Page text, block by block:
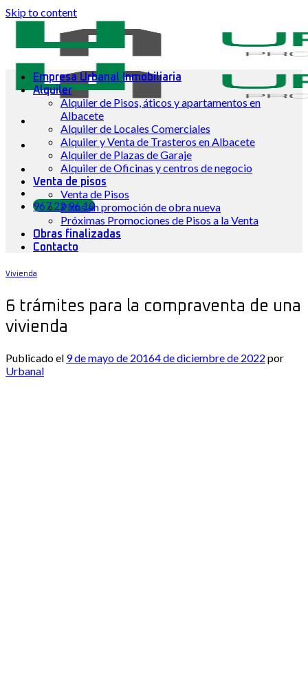
Skip to content
967 22 96 10
Empresa Urbanal Inmobiliaria
Alquiler
Alquiler de Pisos, áticos y apartamentos en
Albacete
Alquiler de Locales Comerciales
Alquiler y Venta de Trasteros en Albacete
Alquiler de Plazas de Garaje
Alquiler de Oficinas y centros de negocio
Venta de pisos
Venta de Pisos
Pisos en promoción de obra nueva
Próximas Promociones de Pisos a la Venta
Obras finalizadas
Contacto
Vivienda
6 trámites para la compraventa de una
vivienda
Publicado el 9 de mayo de 20164 de diciembre de 2022 por
Urbanal